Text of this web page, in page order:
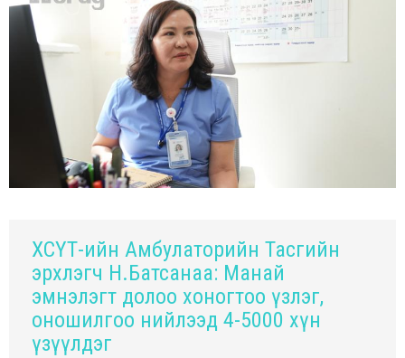
ХСҮТ-ийн Амбулаторийн Тасгийн
эрхлэгч Н.Батсанаа: Манай
эмнэлэгт долоо хоногтоо үзлэг,
оношилгоо нийлээд 4-5000 хүн
үзүүлдэг